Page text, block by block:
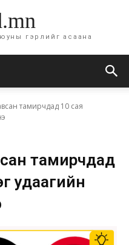
гэрлийг асаана
тамирчдад 10 сая
тамирчдад
удаагийн